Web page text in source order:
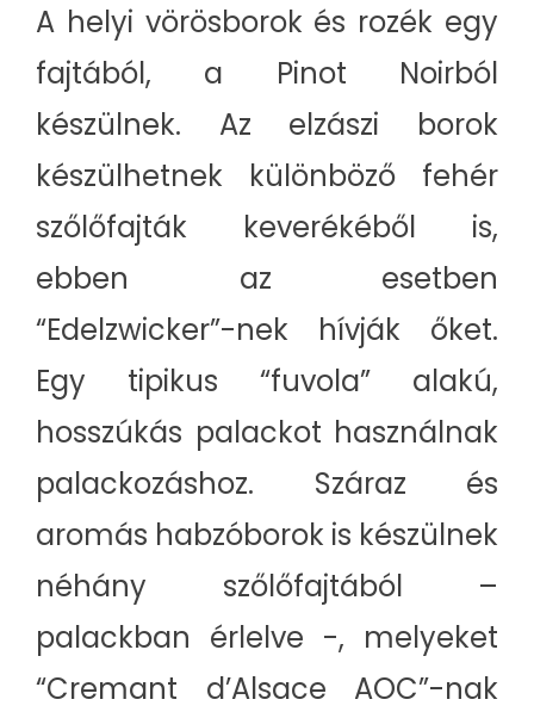
A helyi vörösborok és rozék egy
fajtából, a Pinot Noirból
készülnek. Az elzászi borok
készülhetnek különböző fehér
szőlőfajták keverékéből is,
ebben az esetben
“Edelzwicker”-nek hívják őket.
Egy tipikus “fuvola” alakú,
hosszúkás palackot használnak
palackozáshoz. Száraz és
aromás habzóborok is készülnek
néhány szőlőfajtából –
palackban érlelve -, melyeket
“Cremant d’Alsace AOC”-nak